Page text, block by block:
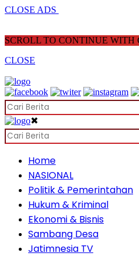
CLOSE ADS
SCROLL TO CONTINUE WITH
CLOSE
✖
Home
NASIONAL
Politik & Pemerintahan
Hukum & Kriminal
Ekonomi & Bisnis
Sambang Desa
Jatimnesia TV